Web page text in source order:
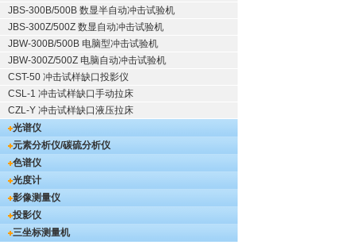
JBS-300B/500B 数显半自动冲击试验机
JBS-300Z/500Z 数显自动冲击试验机
JBW-300B/500B 电脑型冲击试验机
JBW-300Z/500Z 电脑自动冲击试验机
CST-50 冲击试样缺口投影仪
CSL-1 冲击试样缺口手动拉床
CZL-Y 冲击试样缺口液压拉床
光谱仪
元素分析仪/碳硫分析仪
色谱仪
光度计
影像测量仪
投影仪
三坐标测量机